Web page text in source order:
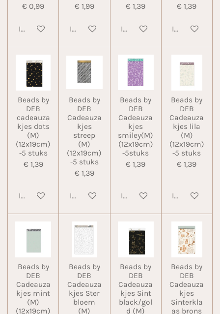
€ 0,99
In winkelwagen
€ 1,99
In winkelwagen
€ 1,39
In winkelwagen
€ 1,39
In
Beads by
DEB
cadeauza
kjes dots
(M)
(12x19cm)
-5 stuks
€ 1,39
In winkelwagen
Beads by
DEB
Cadeauza
kjes
streep
(M)
(12x19cm)
-5 stuks
€ 1,39
In winkelwagen
Beads by
DEB
Cadeauza
kjes
smiley(M)
(12x19cm)
-5stuks
€ 1,39
In winkelwagen
Beads by
DEB
Cadeauza
kjes lila
(M)
(12x19cm)
-5 stuks
€ 1,39
In
Beads by
DEB
Cadeauza
kjes mint
(M)
(12x19cm)
Beads by
DEB
Cadeauza
kjes Ster
bloem
(M)
Beads by
DEB
Cadeauza
kjes Sint
black/gol
d (M)
Beads by
DEB
Cadeauza
kjes
Sinterkla
as brons